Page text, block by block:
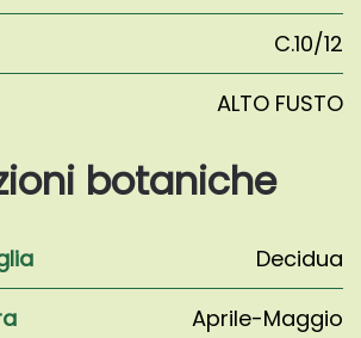
C.10/12
ALTO FUSTO
botaniche
Decidua
Aprile-Maggio